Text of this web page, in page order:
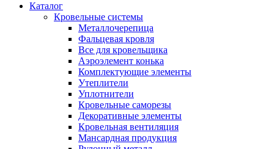
Каталог
Кровельные системы
Металлочерепица
Фальцевая кровля
Все для кровельщика
Аэроэлемент конька
Комплектующие элементы
Утеплители
Уплотнители
Кровельные саморезы
Декоративные элементы
Кровельная вентиляция
Мансардная продукция